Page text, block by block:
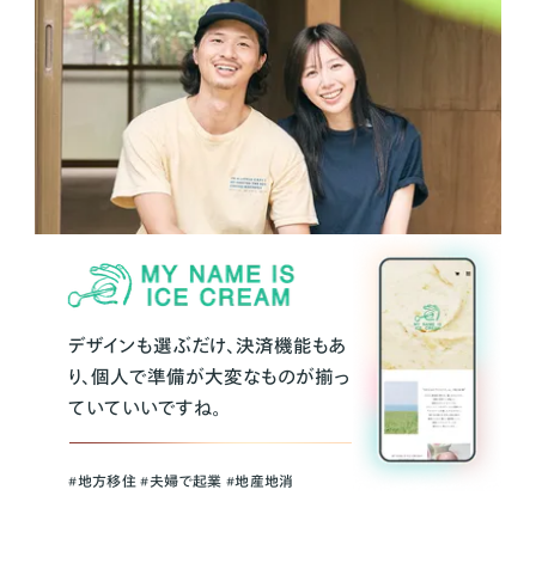
デザインも選ぶだけ、決済機能もあ
り、個人で準備が大変なものが揃っ
ていていいですね。
#地方移住 #夫婦で起業 #地産地消